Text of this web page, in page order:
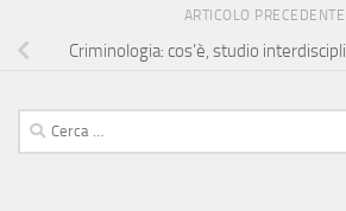
ARTICOLO PRECEDENTE
Criminologia: cos’è, studio
Ricerca
per: